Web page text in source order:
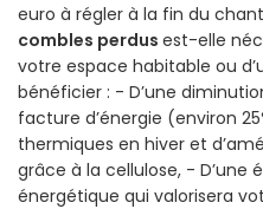
euro à régler à la fin du
combles perdus est-elle
votre espace habitable ou
bénéficier : - D’une
facture d’énergie (environ
thermiques en hiver et
grâce à la cellulose, - D’une
énergétique qui valorisera